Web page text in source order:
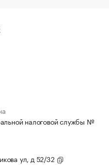
налоговой службы №
ул, д 52/32